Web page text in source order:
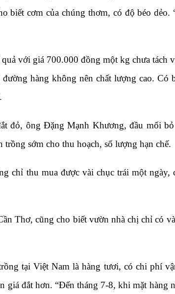
biết cơm của chúng thơm, có độ béo dẻo.
với giá 700.000 đồng một kg chưa tách
hàng không nên chất lượng cao. Có
đỏ, ông Đặng Mạnh Khương, đầu mối
sớm cho thu hoạch, số lượng hạn chế.
chỉ thu mua được vài chục trái một ngày,
Thơ, cũng cho biết vườn nhà chị chỉ có
tại Việt Nam là hàng tươi, có chi phí
giá đắt hơn. “Đến tháng 7-8, khi mặt hàng